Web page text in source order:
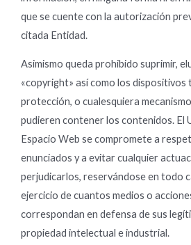
que se cuente con la autorización
citada Entidad.
Asimismo queda prohibido suprimir,
«copyright» así como los dispositivos
protección, o cualesquiera
pudieren contener los contenidos. El
Espacio Web se compromete a
enunciados y a evitar cualquier
perjudicarlos, reservándose en todo
ejercicio de cuantos medios o
correspondan en defensa de sus
propiedad intelectual e industrial.